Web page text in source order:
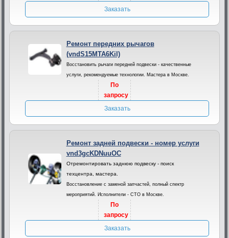
Заказать
Ремонт передних рычагов
(vndS15MTA6Kil)
Восстановить рычаги передней подвески - качественные
услуги, рекомендуемые технологии. Мастера в Москве.
По
запросу
Заказать
Ремонт задней подвески - номер услуги
vnd3gcKDNuuOC
Отремонтировать заднюю подвеску - поиск
техцентра, мастера.
Восстановление с заменой запчастей, полный спектр
мероприятий. Исполнители - СТО в Москве.
По
запросу
Заказать